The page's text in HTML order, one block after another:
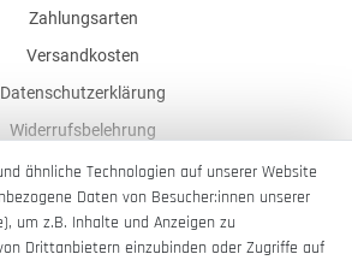
Zahlungsarten
Versandkosten
Datenschutzerklärung
Widerrufsbelehrung
AGB
Impressum
ähnliche Technologien auf unserer Website
Daten von Besucher:innen unserer
um z.B. Inhalte und Anzeigen zu
Drittanbietern einzubinden oder Zugriffe auf